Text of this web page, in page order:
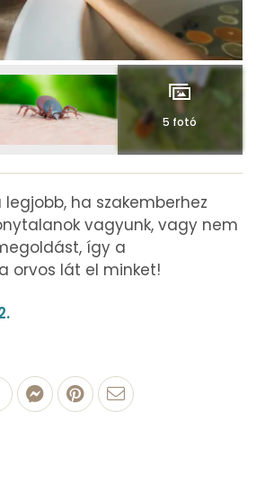
5 fotó
ha szakemberhez
vagyunk, vagy nem
így a
orvos lát el minket!